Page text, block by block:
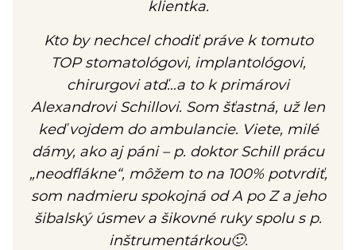
klientka.
Kto by nechcel chodiť práve k tomuto
TOP stomatológovi, implantológovi,
chirurgovi atď…a to k primárovi
Alexandrovi Schillovi. Som šťastná, už len
keď vojdem do ambulancie. Viete, milé
dámy, ako aj páni – p. doktor Schill prácu
„neodflákne“, môžem to na 100% potvrdiť,
som nadmieru spokojná od A po Z a jeho
šibalský úsmev a šikovné ruky spolu s p.
inštrumentárkou🙂.